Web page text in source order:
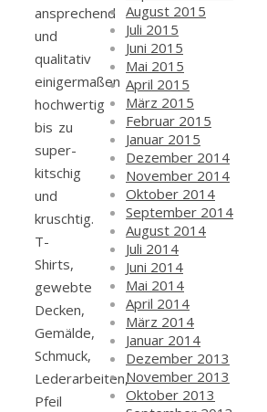
ansprechend
und
qualitativ
einigermaßen
hochwertig
bis zu
super-
kitschig
und
kruschtig.
T-
Shirts,
gewebte
Decken,
Gemälde,
Schmuck,
Lederarbeiten,
Pfeil
August 2015
Juli 2015
Juni 2015
Mai 2015
April 2015
März 2015
Februar 2015
Januar 2015
Dezember 2014
November 2014
Oktober 2014
September 2014
August 2014
Juli 2014
Juni 2014
Mai 2014
April 2014
März 2014
Januar 2014
Dezember 2013
November 2013
Oktober 2013